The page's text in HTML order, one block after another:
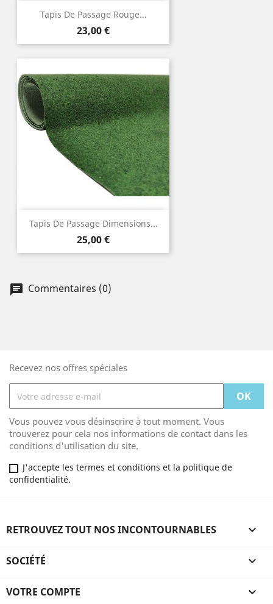
Tapis De Passage Rouge...
Prix
23,00 €
Tapis De Passage Dimensions...
Prix
25,00 €
Commentaires (0)
Recevez nos offres spéciales
Vous pouvez vous désinscrire à tout moment. Vous
trouverez pour cela nos informations de contact dans les
conditions d'utilisation du site.
J'accepte les termes et conditions et la politique de
confidentialité.
RETROUVEZ TOUT NOS INCONTOURNABLES 
SOCIÉTÉ 
VOTRE COMPTE 